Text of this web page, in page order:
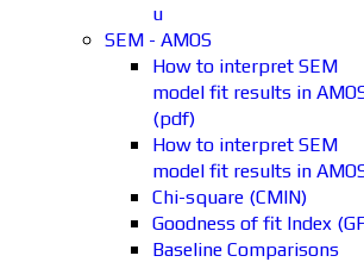
u
SEM - AMOS
How to interpret SEM
model fit results in
(pdf)
How to interpret SEM
model fit results in
Chi-square (CMIN)
Goodness of fit Index
Baseline Comparisons